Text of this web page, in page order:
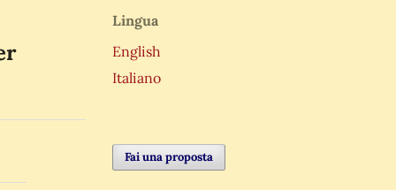
Lingua
English
Italiano
Fai una proposta